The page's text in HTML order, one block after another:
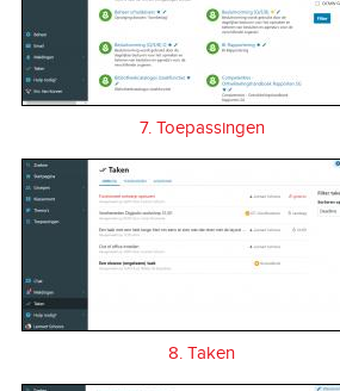
7. Toepassingen
8. Taken